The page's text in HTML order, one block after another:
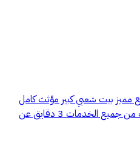
بيت شعبي كبير مؤثث كامل
بالمكيفات بحوش كبير وموقع قريب من جميع الخدمات 3 دقايق عن